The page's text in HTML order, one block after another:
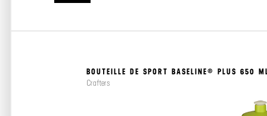
BOUTEILLE DE SPORT BASELINE® PLUS 650
Crafters